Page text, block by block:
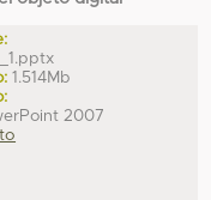
1.514Mb
2007